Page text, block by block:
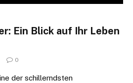
Ein Blick auf Ihr Leben
0
der schillerndsten